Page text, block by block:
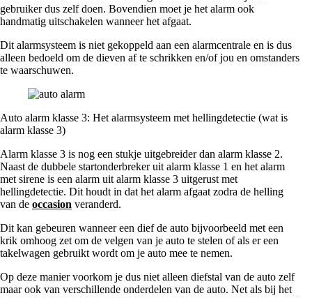
gebruiker dus zelf doen. Bovendien moet je het alarm ook
handmatig uitschakelen wanneer het afgaat.
Dit alarmsysteem is niet gekoppeld aan een alarmcentrale en is dus
alleen bedoeld om de dieven af te schrikken en/of jou en omstanders
te waarschuwen.
Auto alarm klasse 3: Het alarmsysteem met hellingdetectie (wat is
alarm klasse 3)
Alarm klasse 3 is nog een stukje uitgebreider dan alarm klasse 2.
Naast de dubbele startonderbreker uit alarm klasse 1 en het alarm
met sirene is een alarm uit alarm klasse 3 uitgerust met
hellingdetectie. Dit houdt in dat het alarm afgaat zodra de helling
van de occasion veranderd.
Dit kan gebeuren wanneer een dief de auto bijvoorbeeld met een
krik omhoog zet om de velgen van je auto te stelen of als er een
takelwagen gebruikt wordt om je auto mee te nemen.
Op deze manier voorkom je dus niet alleen diefstal van de auto zelf
maar ook van verschillende onderdelen van de auto. Net als bij het